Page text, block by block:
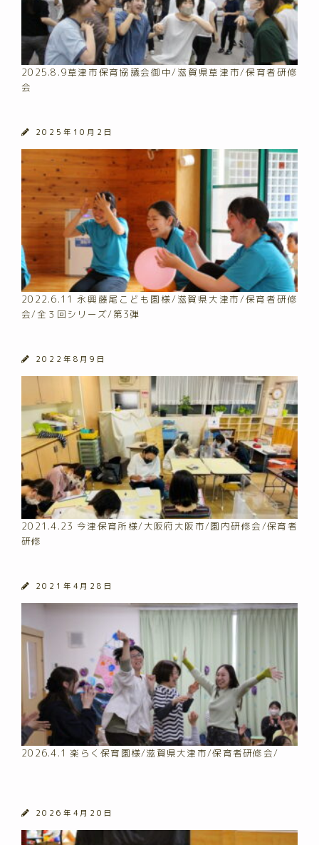
2025.8.9草津市保育協議会御中/滋賀県草津市/保育者研修
会
2025年10月2日
2022.6.11 永興藤尾こども園様/滋賀県大津市/保育者研修
会/全３回シリーズ/第3弾
2022年8月9日
2021.4.23 今津保育所様/大阪府大阪市/園内研修会/保育者
研修
2021年4月28日
2026.4.1 楽らく保育園様/滋賀県大津市/保育者研修会/
2026年4月20日